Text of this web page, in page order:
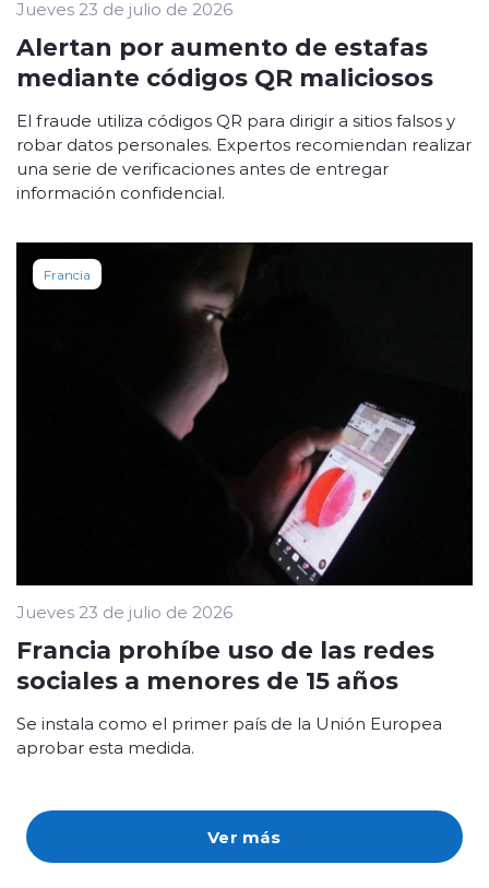
Ver más
Jueves 23 de julio de 2026
Alertan por aumento de estafas
mediante códigos QR maliciosos
El fraude utiliza códigos QR para dirigir a sitios falsos y
robar datos personales. Expertos recomiendan realizar
una serie de verificaciones antes de entregar
información confidencial.
Francia
Jueves 23 de julio de 2026
Francia prohíbe uso de las redes
sociales a menores de 15 años
Se instala como el primer país de la Unión Europea
aprobar esta medida.